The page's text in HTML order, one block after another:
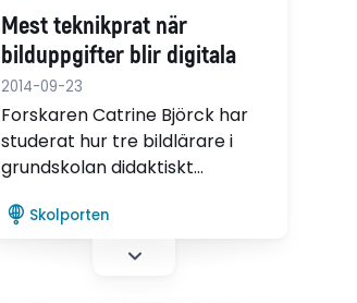
Mest teknikprat när
bilduppgifter blir digitala
2014-09-23
Forskaren Catrine Björck har
studerat hur tre bildlärare i
grundskolan didaktiskt
eleverna jobbar med digital
Skolporten